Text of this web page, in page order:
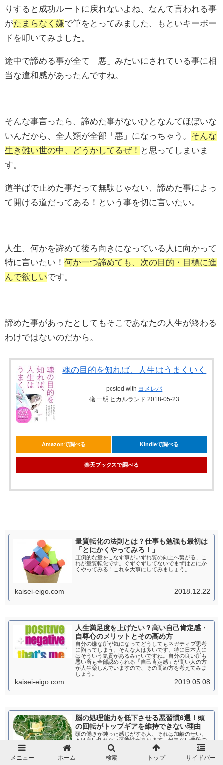
りすると成功ルートに戻れないよね、なんて言われる事
がたまらなく嫌で筆をとってみました、もといキーボー
ドを叩いてみました。
途中で諦める事が全て「悪」みたいにされている事に相
当な違和感があったんですね。
そんな事言ったら、諦めた事がないひとなんてほぼいな
いんだから、全人類が全部「悪」になっちゃう。 そんな
生き難い世の中、どうかしてるぜ！ と思ってしまいま
す。
道半ばで止めた事だって無駄じゃない、諦めた事によっ
て開ける道だってある！という事を切に言いたい。
人生、何かを諦めて後ろ向きになっている人に向かって
特に言いたい！ 何か一つ諦めても、次の目的・目標に進
んで欲しいです。
諦めた事があったとしてもそこであなたの人生が終わる
わけではないのだから。
魂の目的を知れば、人生はうまくいく
posted with ヨメレバ
礒 一明 ヒカルランド 2018-05-23
Amazonで調べる Kindleで調べる
楽天ブックスで調べる
量質転化の法則とは？仕事も勉強も最初は
「とにかくやってみろ！」
圧倒的な量をこなす事がいずれ質の向上へ繋がる、こ
れが量質転化です。ぐずぐずしてないでまずはとにか
くやってみる！これを大事にしてみましょう。
kaisei-eigo.com 2018.12.22
人生満足度を上げたい？高い自己肯定感・
自尊心のメリットとその高め方
自分の嫌な所が気になってどうしてもネガティブ思考
に陥ってしまう、そんな人は多いです。特に日本人に
はそういう気質があるみたいですね。自分の良い所も
悪い所も全部認められる「自己肯定感」が高い人の方
が人生楽しんでいますので、その高め方を考えてみま
しょう。
kaisei-eigo.com 2019.05.08
脳の処理能力を低下させる悪習慣6選！頭
の回転がトップギアを維持できない理由
頭の働きが鈍った感じがする人、それは加齢のせい、
とは言い切れない可能性があります。何気ない普段の
行動や思考の中に、あなたの脳の処理能力・頭の回転
を遅くする悪の根源が隠されている可能性がありま
す。今回は自分の経験を踏まえて処理能力を遅くさせ
メニュー ホーム 検索 トップ サイドバー